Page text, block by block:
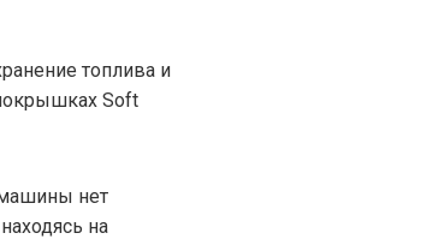
топлива и
Soft
нет
на